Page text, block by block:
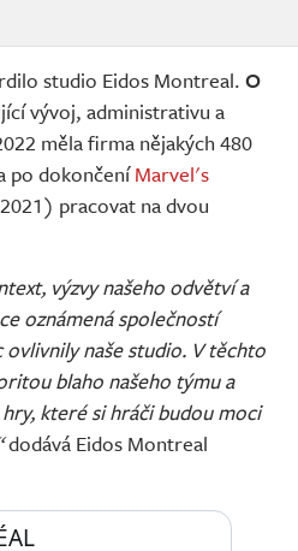
studio Eidos Montreal. O
vývoj, administrativu a
měla firma nějakých 480
po dokončeníMarvel's
pracovat na dvou
výzvy našeho odvětví a
oznámená společností
naše studio. V těchto
blaho našeho týmu a
které si hráči budou moci
dodává Eidos Montreal